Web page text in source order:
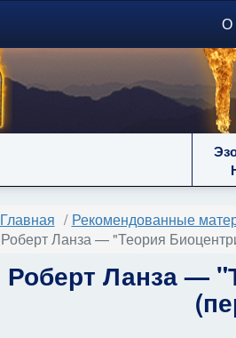
О
Главная Рекомендованные
Роберт Ланза — "Теория
Роберт Ланза —